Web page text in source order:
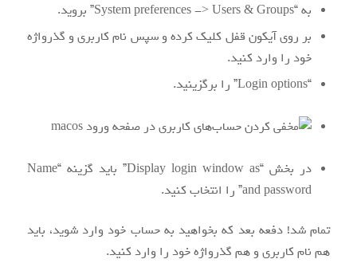
به “System preferences -> Users & Groups” بروید.
بر روی آیکون قفل کلیک کرده و سپس نام کاربری و گذرواژه
خود را وارد کنید.
“Login options” را برگزینید.
در بخش “Display login window as” باید گزینه “Name
and password” را انتخاب کنید.
تمام شد! دفعه بعد که بخواهید به حساب خود وارد شوید، باید
هم نام کاربری و هم گذرواژه خود را وارد کنید.